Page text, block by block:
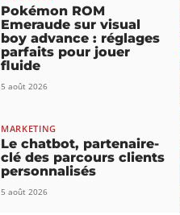
Pokémon ROM
Emeraude sur visual
boy advance : réglages
parfaits pour jouer
fluide
5 août 2026
MARKETING
Le chatbot, partenaire-
clé des parcours clients
personnalisés
5 août 2026